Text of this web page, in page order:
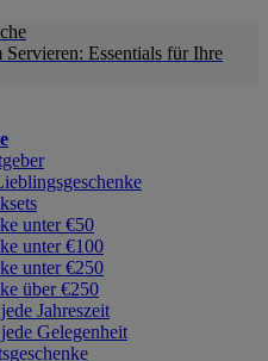
Essentials für Ihre
unter €50
unter €100
unter €250
über €250
Jahreszeit
Gelegenheit